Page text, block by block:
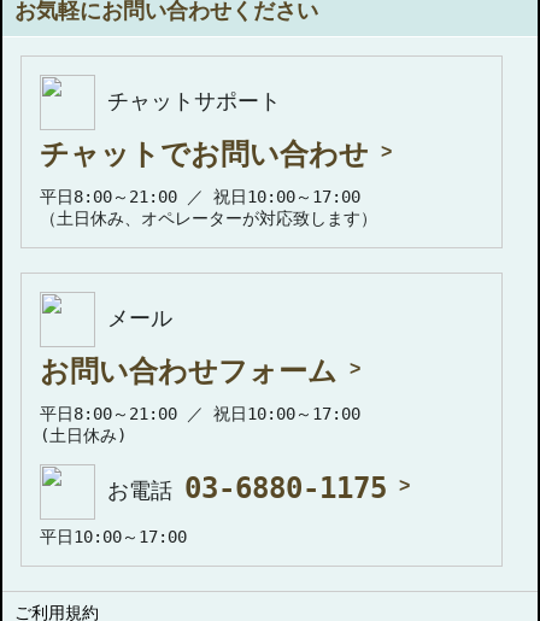
お気軽にお問い合わせください
チャットサポート
チャットでお問い合わせ
平日8:00～21:00 ／ 祝日10:00～17:00
（土日休み、オペレーターが対応致します）
メール
お問い合わせフォーム
平日8:00～21:00 ／ 祝日10:00～17:00
(土日休み)
お電話 03-6880-1175
平日10:00～17:00
ご利用規約